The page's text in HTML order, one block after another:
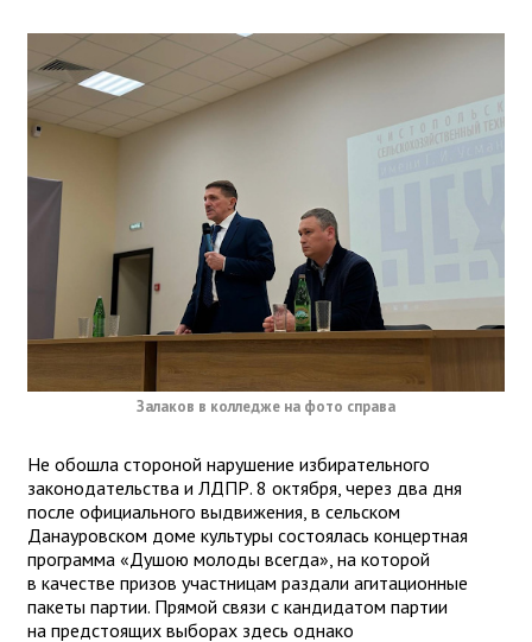
Залаков в колледже на фото справа
Не обошла стороной нарушение избирательного
законодательства и ЛДПР. 8 октября, через два дня
после официального выдвижения, в сельском
Данауровском доме культуры состоялась концертная
программа «Душою молоды всегда», на которой
в качестве призов участницам раздали агитационные
пакеты партии. Прямой связи с кандидатом партии
на предстоящих выборах здесь однако